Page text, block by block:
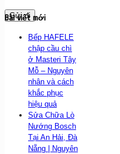
Bài viết mới
Bếp HAFELE
chập cầu chì
ở Masteri Tây
Mỗ – Nguyên
nhân và cách
khắc phục
hiệu quả
Sửa Chữa Lò
Nướng Bosch
Tại An Hải, Đà
Nẵng | Nguyên